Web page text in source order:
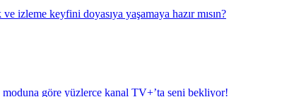
izleme keyfini doyasıya yaşamaya hazır mısın?
göre yüzlerce kanal TV+’ta seni bekliyor!